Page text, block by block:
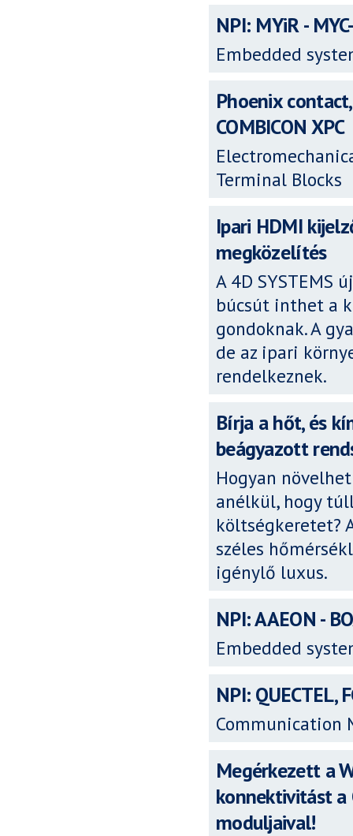
NPI: MYiR -
Embedded
Phoenix
COMBICON XPC
Terminal Blocks
Ipari HDMI
megközelítés
A 4D SYSTEMS
búcsút inthet a
gondoknak. A
de az ipari
rendelkeznek.
Bírja a hőt, és
beágyazott
Hogyan
anélkül, hogy
költségkeretet?
széles
igénylő luxus.
NPI: AAEON -
Embedded
NPI: QUECTEL,
Communication
Megérkezett a
konnektivitást a
moduljaival!